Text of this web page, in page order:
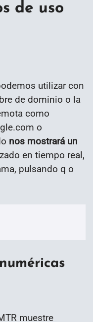
de uso
utilizar con
de dominio o la
como
o
nos mostrará un
en tiempo real,
pulsando q o
muestre